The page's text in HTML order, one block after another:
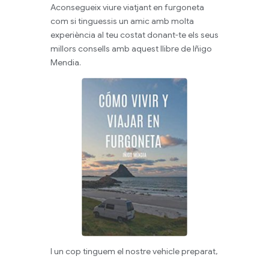
Aconsegueix viure viatjant en furgoneta
com si tinguessis un amic amb molta
experiència al teu costat donant-te els seus
millors consells amb aquest llibre de Iñigo
Mendia.
I un cop tinguem el nostre vehicle preparat,